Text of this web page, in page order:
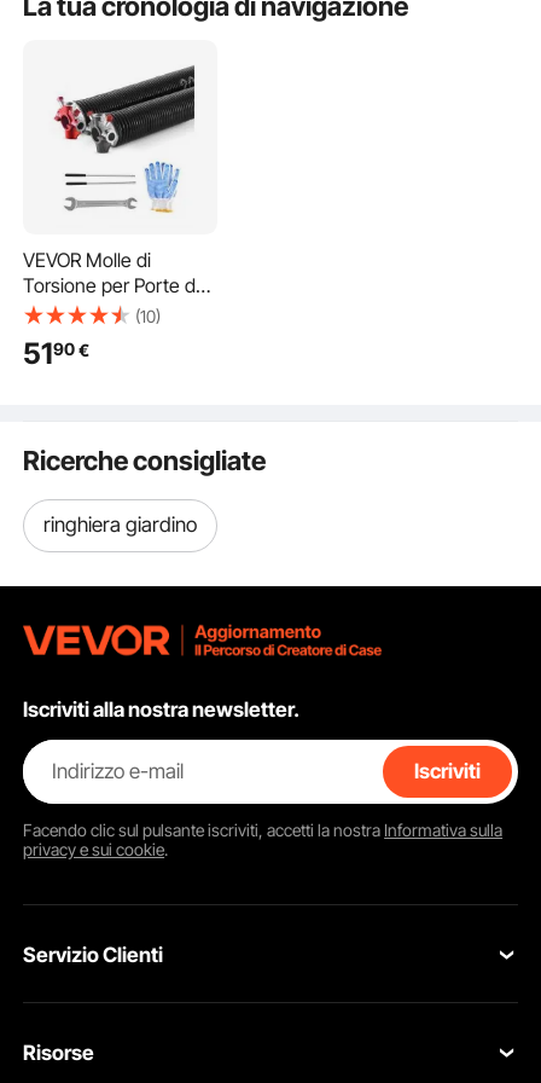
La tua cronologia di navigazione
VEVOR Molle di
Torsione per Porte da
Garage, Coppia di
Φ5,26 x Φ50,8 x 618
mm, 16000 Cicli,
di Avvolgimento,
Montaggio
(10)
5190€
Ricerche consigliate
ringhiera giardino
Iscriviti alla nostra newsletter.
Indirizzo e-mail Iscriviti
Facendo clic sul pulsanteiscriviti, accetti la nostra Informativa sulla
privacy e sui cookie.
Servizio Clienti
Resi & Cambi
Risorse